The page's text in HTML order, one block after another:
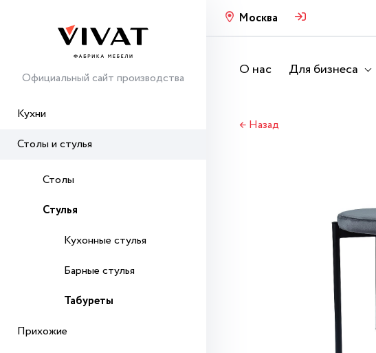
Официальный сайт производства
Кухни
Столы и стулья
Столы
Стулья
Кухонные стулья
Барные стулья
Табуреты
Прихожие
Москва
О нас Для бизнеса
← Назад